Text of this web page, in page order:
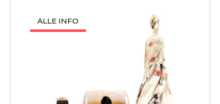
ALLE INFO